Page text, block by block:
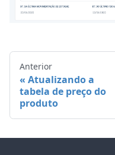
Anterior
Atualizando a
tabela de preço do
produto